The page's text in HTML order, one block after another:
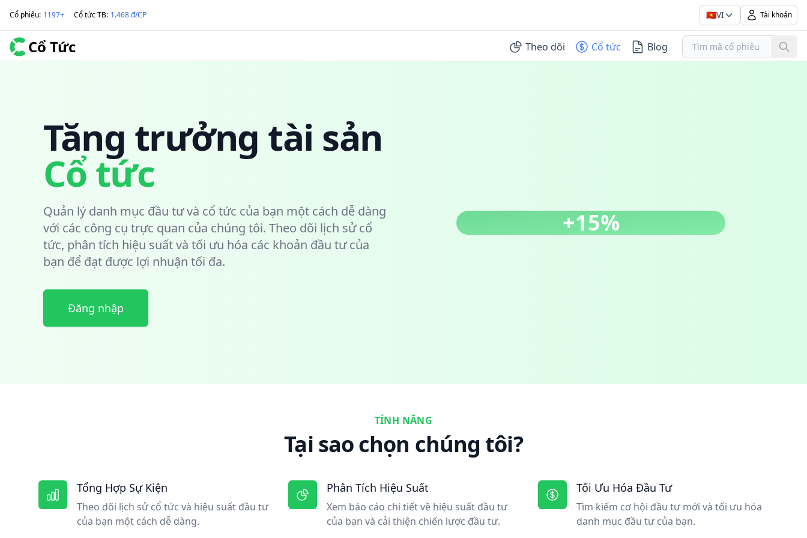
Cổ phiếu: 1197+ Cổ tức TB: 1.468 đ/CP 🇻🇳VI Tài khoản
Cổ Tức Theo dõi Cổ tức Blog
Tăng trưởng tài sản
Cổ tức
Quản lý danh mục đầu tư và cổ tức của bạn một cách dễ dàng
với các công cụ trực quan của chúng tôi. Theo dõi lịch sử cổ
tức, phân tích hiệu suất và tối ưu hóa các khoản đầu tư của
bạn để đạt được lợi nhuận tối đa.
Đăng nhập
+15%
TÍNH NĂNG
Tại sao chọn chúng tôi?
Tổng Hợp Sự Kiện
Theo dõi lịch sử cổ tức và hiệu suất đầu tư
của bạn một cách dễ dàng.
Phân Tích Hiệu Suất
Xem báo cáo chi tiết về hiệu suất đầu tư
của bạn và cải thiện chiến lược đầu tư.
Tối Ưu Hóa Đầu Tư
Tìm kiếm cơ hội đầu tư mới và tối ưu hóa
danh mục đầu tư của bạn.